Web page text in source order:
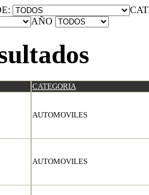
AÑO
CATEGORIA
AUTOMOVILES
AUTOMOVILES